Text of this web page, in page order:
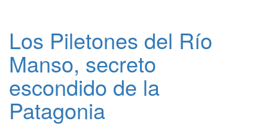
Los Piletones del Río
Manso, secreto
escondido de la
Patagonia